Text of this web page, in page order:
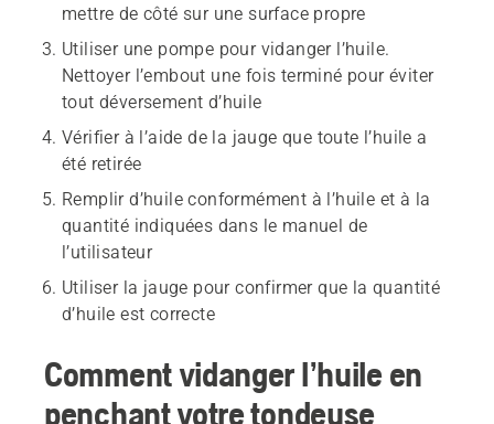
mettre de côté sur une surface propre
Utiliser une pompe pour vidanger l’huile.
Nettoyer l’embout une fois terminé pour éviter
tout déversement d’huile
Vérifier à l’aide de la jauge que toute l’huile a
été retirée
Remplir d’huile conformément à l’huile et à la
quantité indiquées dans le manuel de
l’utilisateur
Utiliser la jauge pour confirmer que la quantité
d’huile est correcte
Comment vidanger l’huile en
penchant votre tondeuse